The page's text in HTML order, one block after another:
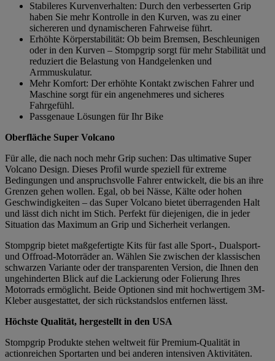
Stabileres Kurvenverhalten: Durch den verbesserten Grip
haben Sie mehr Kontrolle in den Kurven, was zu einer
sichereren und dynamischeren Fahrweise führt.
Erhöhte Körperstabilität: Ob beim Bremsen, Beschleunigen
oder in den Kurven – Stompgrip sorgt für mehr Stabilität und
reduziert die Belastung von Handgelenken und
Armmuskulatur.
Mehr Komfort: Der erhöhte Kontakt zwischen Fahrer und
Maschine sorgt für ein angenehmeres und sicheres
Fahrgefühl.
Passgenaue Lösungen für Ihr Bike
Oberfläche Super Volcano
Für alle, die nach noch mehr Grip suchen: Das ultimative Super
Volcano Design. Dieses Profil wurde speziell für extreme
Bedingungen und anspruchsvolle Fahrer entwickelt, die bis an ihre
Grenzen gehen wollen. Egal, ob bei Nässe, Kälte oder hohen
Geschwindigkeiten – das Super Volcano bietet überragenden Halt
und lässt dich nicht im Stich. Perfekt für diejenigen, die in jeder
Situation das Maximum an Grip und Sicherheit verlangen.
Stompgrip bietet maßgefertigte Kits für fast alle Sport-, Dualsport-
und Offroad-Motorräder an. Wählen Sie zwischen der klassischen
schwarzen Variante oder der transparenten Version, die Ihnen den
ungehinderten Blick auf die Lackierung oder Folierung Ihres
Motorrads ermöglicht. Beide Optionen sind mit hochwertigem 3M-
Kleber ausgestattet, der sich rückstandslos entfernen lässt.
Höchste Qualität, hergestellt in den USA
Stompgrip Produkte stehen weltweit für Premium-Qualität in
actionreichen Sportarten und bei anderen intensiven Aktivitäten.